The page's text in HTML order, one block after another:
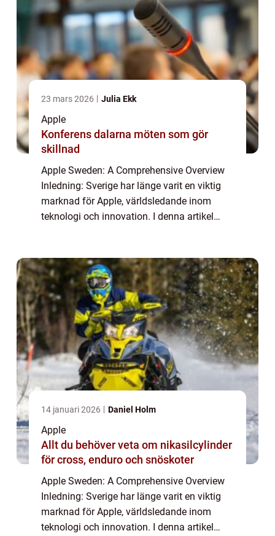
23 mars 2026 Julia Ekk
Apple
Konferens dalarna möten som gör
skillnad
Apple Sweden: A Comprehensive Overview
Inledning: Sverige har länge varit en viktig
marknad för Apple, världsledande inom
teknologi och innovation. I denna artikel
14 januari 2026 Daniel Holm
Apple
Allt du behöver veta om nikasilcylinder
för cross, enduro och snöskoter
Apple Sweden: A Comprehensive Overview
Inledning: Sverige har länge varit en viktig
marknad för Apple, världsledande inom
teknologi och innovation. I denna artikel